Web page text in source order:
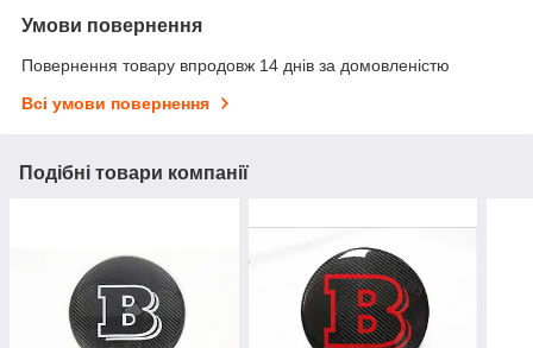
Умови повернення
Повернення товару впродовж 14 днів за домовленістю
Всі умови повернення
Подібні товари компанії